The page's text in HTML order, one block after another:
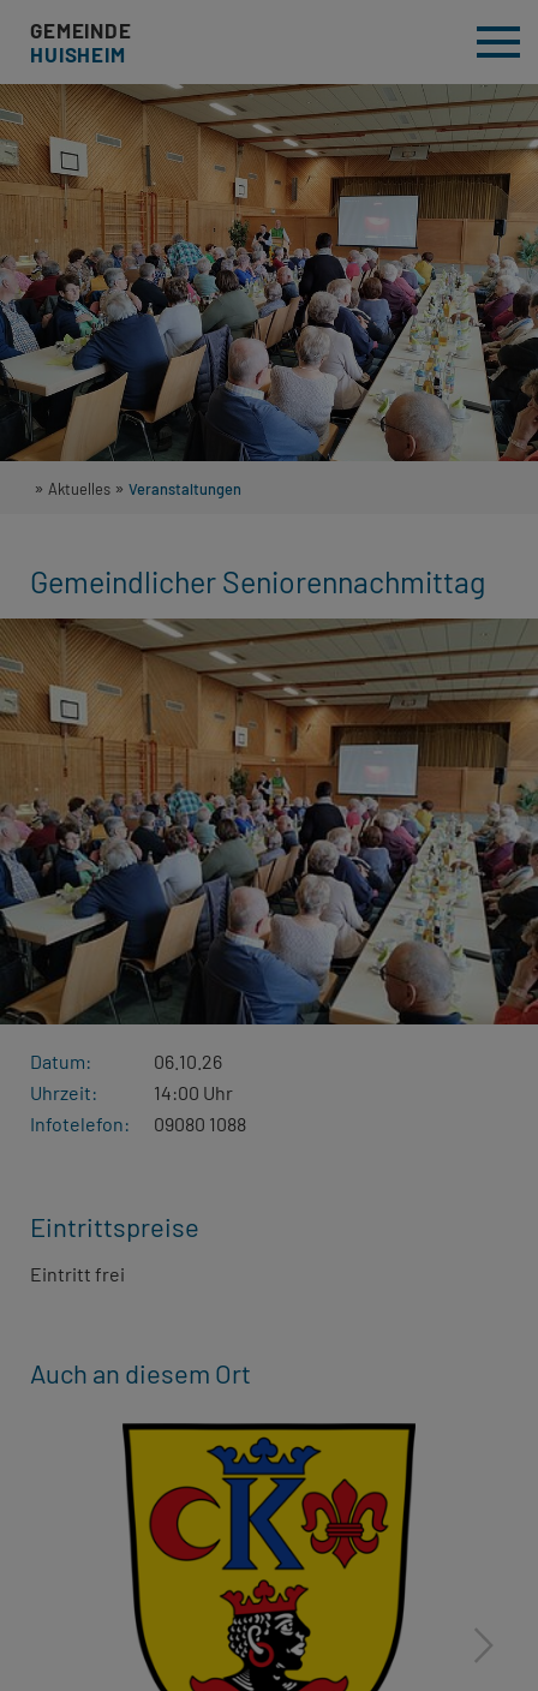
GEMEINDE
HUISHEIM
» Aktuelles » Veranstaltungen
Gemeindlicher Seniorennachmittag
Datum:
06.10.26
Uhrzeit:
14:00 Uhr
Infotelefon:
09080 1088
Eintrittspreise
Eintritt frei
Auch an diesem Ort